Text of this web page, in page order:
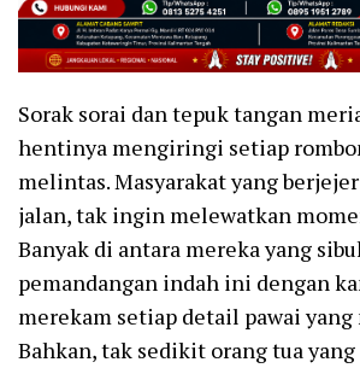
Sorak sorai dan tepuk tangan
hentinya mengiringi setiap
melintas. Masyarakat yang
jalan, tak ingin melewatkan
Banyak di antara mereka yang
pemandangan indah ini dengan
merekam setiap detail pawai yang
Bahkan, tak sedikit orang tua yang